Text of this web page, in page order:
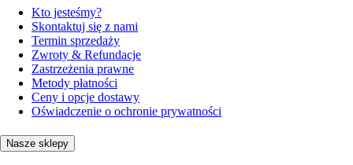
Kto jesteśmy?
Skontaktuj się z nami
Termin sprzedaży
Zwroty & Refundacje
Zastrzeżenia prawne
Metody płatności
Ceny i opcje dostawy
Oświadczenie o ochronie prywatności
Nasze sklepy